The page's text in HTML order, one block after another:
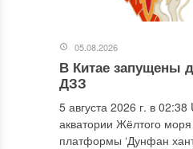
05.08.2026
В Китае запущены
ДЗЗ
5 августа 2026 г. в
акватории Жёлтого
платформы ‘Дунфан